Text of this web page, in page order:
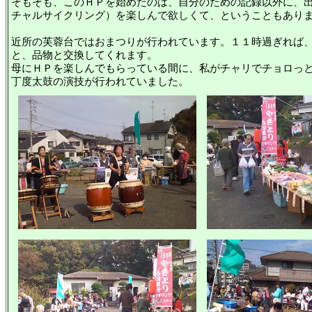
チャルサイクリング）を楽しんで欲しくて、ということもあり
近所の芙蓉台ではおまつりが行われています。１１時過ぎれば
と、品物と交換してくれます。
母にＨＰを楽しんでもらっている間に、私がチャリでチョロっ
丁度太鼓の演技が行われていました。